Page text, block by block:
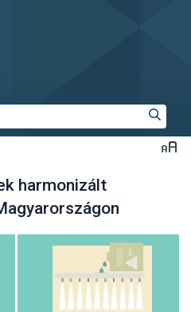
harmonizált